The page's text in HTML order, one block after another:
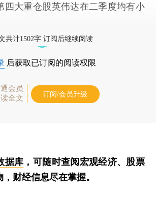
四大重仓股英伟达在二季度均有小
共计1502字 订阅后继续阅读
后获取已订阅的阅读权限
会员
全文
订阅/会员升级
据库 ，可随时查阅宏观经济、股票
财经信息尽在掌握。